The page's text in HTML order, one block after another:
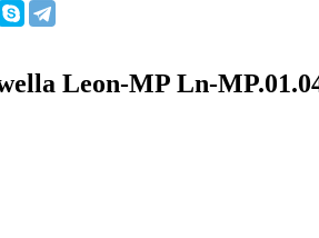
Leon-MP Ln-